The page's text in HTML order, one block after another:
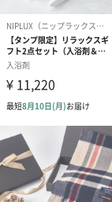
アールグレイ（
BIRTHDAY TO YOU）
（660円）